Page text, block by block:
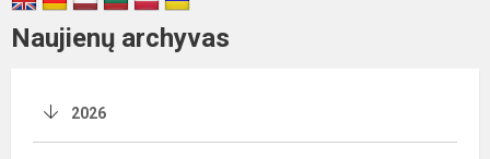
Naujienų archyvas
2026